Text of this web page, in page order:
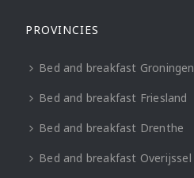
PROVINCIES
Bed and breakfast Groningen
Bed and breakfast Friesland
Bed and breakfast Drenthe
Bed and breakfast Overijssel